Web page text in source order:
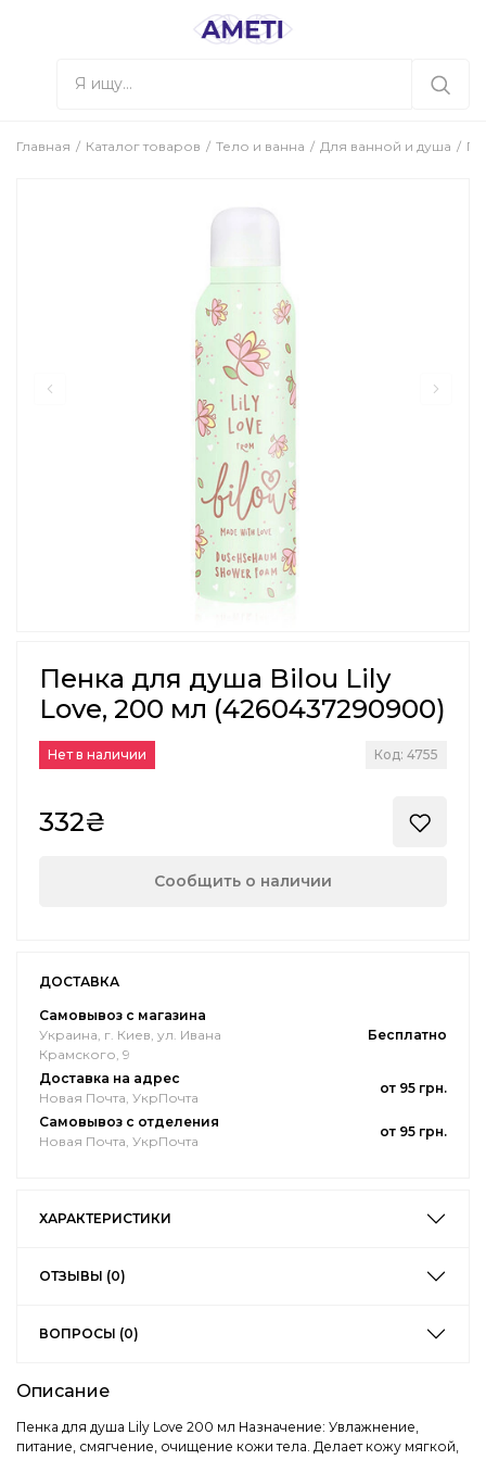
Главная Каталог товаров Тело и ванна Для ванной и душа
Пенка для душа Bilou Lily
Love, 200 мл (4260437290900)
Нет в наличии Код: 4755
332₴
Сообщить о наличии
ДОСТАВКА
Самовывоз с магазина
Украина, г. Киев, ул. Ивана
Крамского, 9
Бесплатно
Доставка на адрес
Новая Почта, УкрПочта
от 95 грн.
Самовывоз с отделения
Новая Почта, УкрПочта
от 95 грн.
ХАРАКТЕРИСТИКИ
ОТЗЫВЫ (0)
ВОПРОСЫ (0)
Описание
Пенка для душа Lily Love 200 мл Назначение: Увлажнение,
питание, смягчение, очищение кожи тела. Делает кожу мягкой,